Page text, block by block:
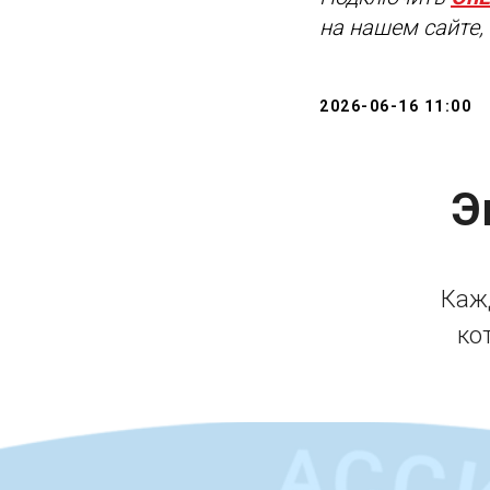
на нашем
2026-06-16 11:00